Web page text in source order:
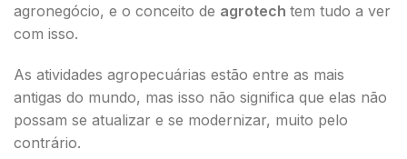
agronegócio, e o conceito de agrotech tem tudo a ver
com isso.
As atividades agropecuárias estão entre as mais
antigas do mundo, mas isso não significa que elas não
possam se atualizar e se modernizar, muito pelo
contrário.